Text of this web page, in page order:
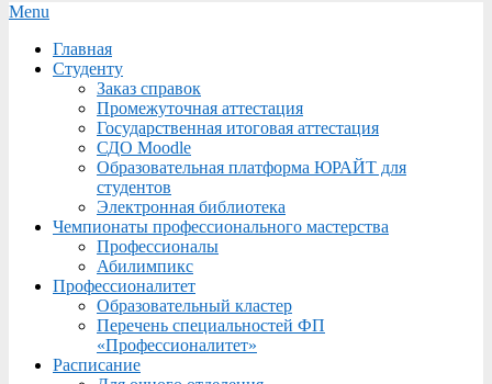
Secondary
Menu
Menu
Главная
Студенту
Заказ справок
Промежуточная аттестация
Государственная итоговая аттестация
СДО Moodle
Образовательная платформа ЮРАЙТ для
студентов
Электронная библиотека
Чемпионаты профессионального мастерства
Профессионалы
Абилимпикс
Профессионалитет
Образовательный кластер
Перечень специальностей ФП
«Профессионалитет»
Расписание